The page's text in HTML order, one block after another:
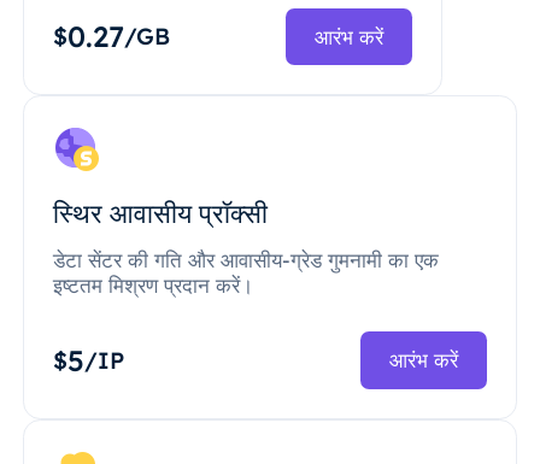
$0.27/GB आरंभ करें
स्थिर आवासीय प्रॉक्सी
डेटा सेंटर की गति और आवासीय-ग्रेड गुमनामी का एक
इष्टतम मिश्रण प्रदान करें।
$5/IP आरंभ करें